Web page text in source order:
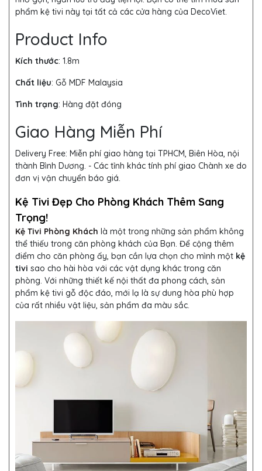
phẩm kệ tivi này tại tất cả các cửa hàng của DecoViet.
Product Info
Kích thước: 1.8m
Chất liệu: Gỗ MDF Malaysia
Tình trạng: Hàng đặt đóng
Giao Hàng Miễn Phí
Delivery Free: Miễn phí giao hàng tại TPHCM, Biên Hòa, nội
thành Bình Dương. - Các tỉnh khác tính phí giao Chành xe do
đơn vị vận chuyển báo giá.
Kệ Tivi Đẹp Cho Phòng Khách Thêm Sang
Trọng!
Kệ Tivi Phòng Khách là một trong những sản phẩm không
thể thiếu trong căn phòng khách của Bạn. Để cộng thêm
điểm cho căn phòng ấy, bạn cần lựa chọn cho mình một kệ
tivi sao cho hài hòa với các vật dụng khác trong căn
phòng. Với những thiết kế nội thất đa phong cách, sản
phẩm kệ tivi gỗ độc đáo, mới lạ là sự dung hòa phù hợp
của rất nhiều vật liệu, sản phẩm đa màu sắc.